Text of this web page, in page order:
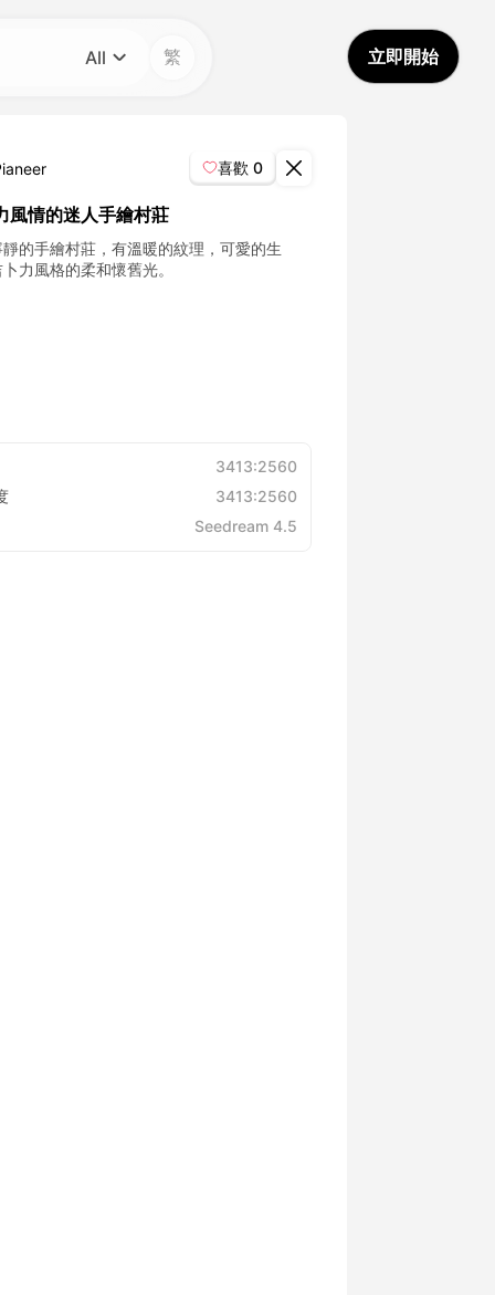
All
Avatar Video
Pet Video
繁 立即開始
喜歡 0
風情的迷人手繪村莊
的手繪村莊，有溫暖的紋理，可愛的生
力風格的柔和懷舊光。
3413:2560
3413:2560
Seedream 4.5